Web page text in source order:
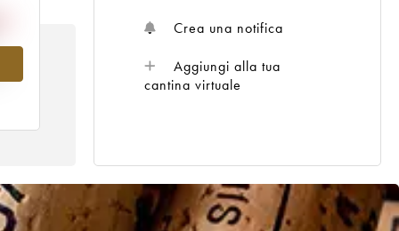
Crea una notifica
Aggiungi alla tua
cantina virtuale